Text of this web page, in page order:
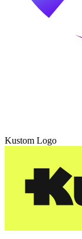
Kustom Logo